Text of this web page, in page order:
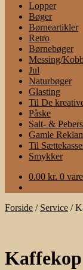
Lopper
Bøger
Børneartikler
Retro
Børnebøger
Messing/
Jul
Naturbøger
Glasting
Til De
Påske
Salt- &
Gamle
Til
Smykker
0.00 kr. 0
Forside / Service /